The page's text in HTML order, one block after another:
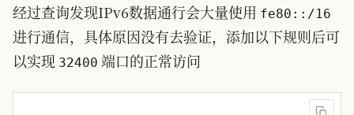
经过查询发现IPv6数据通行会大量使用 fe80::/16
进行通信，具体原因没有去验证，添加以下规则后可
以实现 32400 端口的正常访问